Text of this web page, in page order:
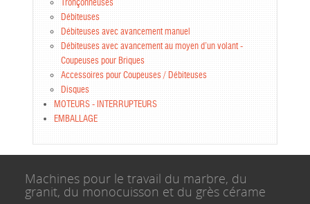
Tronçonneuses
Débiteuses
Débiteuses avec avancement manuel
Débiteuses avec avancement au moyen d’un volant -
Coupeuses pour Briques
Accessoires pour Coupeuses / Débiteuses
Disques
MOTEURS - INTERRUPTEURS
EMBALLAGE
Machines pour le travail du marbre, du
granit, du monocuisson et du grès cérame